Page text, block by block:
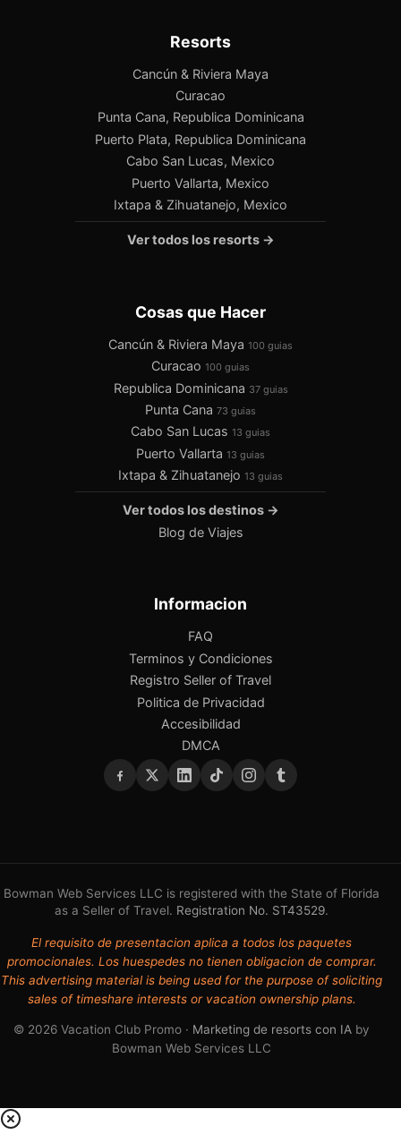
Resorts
Cancún & Riviera Maya
Curacao
Punta Cana, Republica Dominicana
Puerto Plata, Republica Dominicana
Cabo San Lucas, Mexico
Puerto Vallarta, Mexico
Ixtapa & Zihuatanejo, Mexico
Ver todos los resorts →
Cosas que Hacer
Cancún & Riviera Maya 100 guias
Curacao 100 guias
Republica Dominicana 37 guias
Punta Cana 73 guias
Cabo San Lucas 13 guias
Puerto Vallarta 13 guias
Ixtapa & Zihuatanejo 13 guias
Ver todos los destinos →
Blog de Viajes
Informacion
FAQ
Terminos y Condiciones
Registro Seller of Travel
Politica de Privacidad
Accesibilidad
DMCA
Bowman Web Services LLC is registered with the State of Florida
as a Seller of Travel. Registration No. ST43529.
El requisito de presentacion aplica a todos los paquetes
promocionales. Los huespedes no tienen obligacion de comprar.
This advertising material is being used for the purpose of soliciting
sales of timeshare interests or vacation ownership plans.
© 2026 Vacation Club Promo · Marketing de resorts con IA by
Bowman Web Services LLC